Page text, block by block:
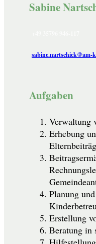
Sabine
sabine.nartschick@am-
Aufgaben
Verwaltung
Erhebung
Planung
Erstellung
Beratung in